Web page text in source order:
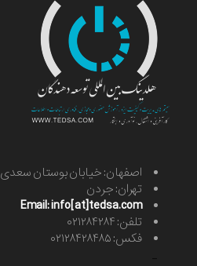
اصفهان: خیابان بوستان سعدی
تهران: جردن
Email: info[at]tedsa.com
تلفن: ۰۲۱۲۸۴۲۸۴
فکس: ۰۲۱۲۸۴۲۸۴۸۵